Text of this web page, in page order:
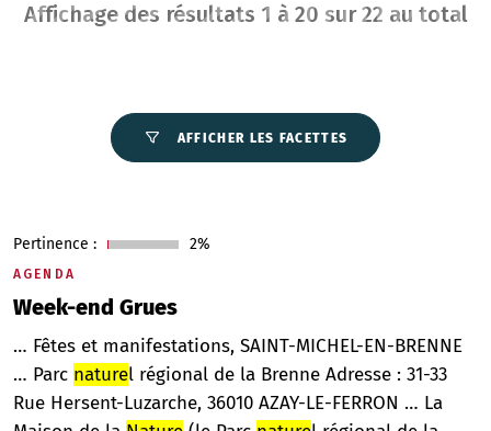
Affichage des résultats 1 à 20 sur22 au total
AFFICHER LES FACETTES
AGENDA
Week-end Grues
Pertinence : 2%
… Fêtes et manifestations, SAINT-MICHEL-EN-BRENNE
… Parc naturel régional de la Brenne Adresse : 31-33
Rue Hersent-Luzarche, 36010 AZAY-LE-FERRON … La